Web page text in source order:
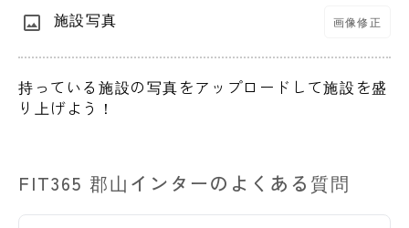
施設写真 画像修正
持っている施設の写真をアップロードして施設を盛
り上げよう！
FIT365 郡山インターのよくある質問